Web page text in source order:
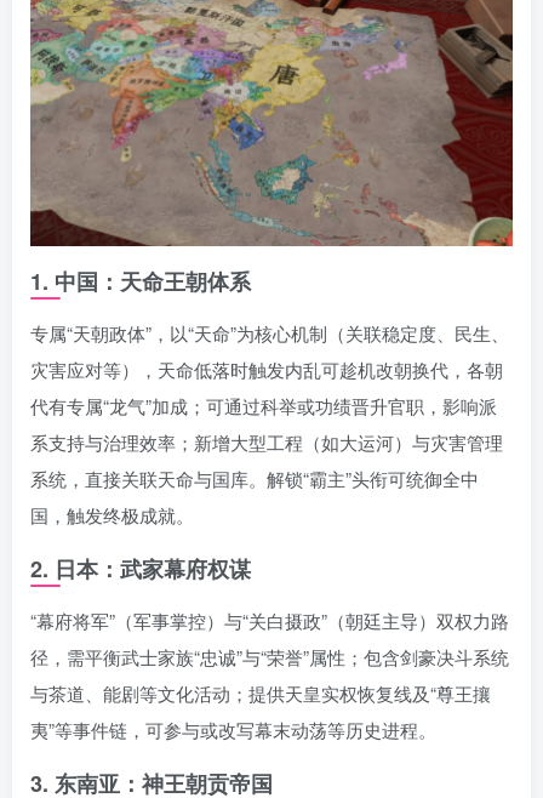
1. 中国：天命王朝体系
专属“天朝政体”，以“天命”为核心机制（关联稳定度、民生、
灾害应对等），天命低落时触发内乱可趁机改朝换代，各朝
代有专属“龙气”加成；可通过科举或功绩晋升官职，影响派
系支持与治理效率；新增大型工程（如大运河）与灾害管理
系统，直接关联天命与国库。解锁“霸主”头衔可统御全中
国，触发终极成就。
2. 日本：武家幕府权谋
“幕府将军”（军事掌控）与“关白摄政”（朝廷主导）双权力路
径，需平衡武士家族“忠诚”与“荣誉”属性；包含剑豪决斗系统
与茶道、能剧等文化活动；提供天皇实权恢复线及“尊王攘
夷”等事件链，可参与或改写幕末动荡等历史进程。
3. 东南亚：神王朝贡帝国